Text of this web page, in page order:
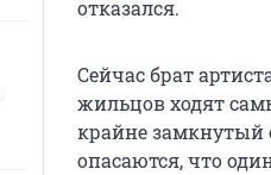
отказался.
Сейчас брат
жильцов ходят
крайне замкнутый
опасаются, что